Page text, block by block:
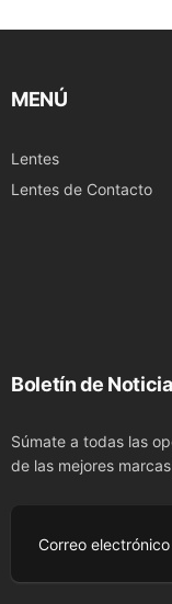
MENÚ
Lentes
Lentes de Contacto
Boletín de
Súmate a todas las
de las mejores
C